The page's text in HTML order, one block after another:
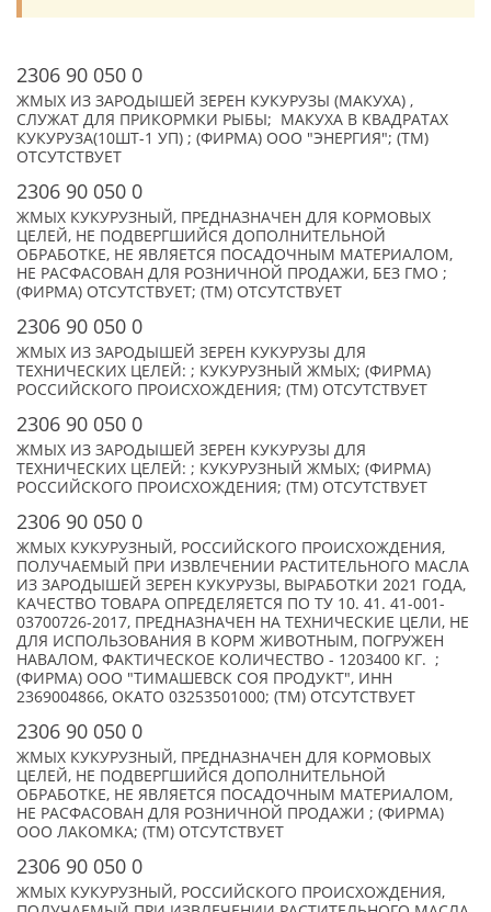
2306 90 050 0
ЖМЫХ ИЗ ЗАРОДЫШЕЙ ЗЕРЕН КУКУРУЗЫ (МАКУХА) ,
СЛУЖАТ ДЛЯ ПРИКОРМКИ РЫБЫ; МАКУХА В КВАДРАТАХ
КУКУРУЗА(10ШТ-1 УП) ; (ФИРМА) ООО "ЭНЕРГИЯ"; (TM)
ОТСУТСТВУЕТ
2306 90 050 0
ЖМЫХ КУКУРУЗНЫЙ, ПРЕДНАЗНАЧЕН ДЛЯ КОРМОВЫХ
ЦЕЛЕЙ, НЕ ПОДВЕРГШИЙСЯ ДОПОЛНИТЕЛЬНОЙ
ОБРАБОТКЕ, НЕ ЯВЛЯЕТСЯ ПОСАДОЧНЫМ МАТЕРИАЛОМ,
НЕ РАСФАСОВАН ДЛЯ РОЗНИЧНОЙ ПРОДАЖИ, БЕЗ ГМО ;
(ФИРМА) ОТСУТСТВУЕТ; (TM) ОТСУТСТВУЕТ
2306 90 050 0
ЖМЫХ ИЗ ЗАРОДЫШЕЙ ЗЕРЕН КУКУРУЗЫ ДЛЯ
ТЕХНИЧЕСКИХ ЦЕЛЕЙ: ; КУКУРУЗНЫЙ ЖМЫХ; (ФИРМА)
РОССИЙСКОГО ПРОИСХОЖДЕНИЯ; (TM) ОТСУТСТВУЕТ
2306 90 050 0
ЖМЫХ ИЗ ЗАРОДЫШЕЙ ЗЕРЕН КУКУРУЗЫ ДЛЯ
ТЕХНИЧЕСКИХ ЦЕЛЕЙ: ; КУКУРУЗНЫЙ ЖМЫХ; (ФИРМА)
РОССИЙСКОГО ПРОИСХОЖДЕНИЯ; (TM) ОТСУТСТВУЕТ
2306 90 050 0
ЖМЫХ КУКУРУЗНЫЙ, РОССИЙСКОГО ПРОИСХОЖДЕНИЯ,
ПОЛУЧАЕМЫЙ ПРИ ИЗВЛЕЧЕНИИ РАСТИТЕЛЬНОГО МАСЛА
ИЗ ЗАРОДЫШЕЙ ЗЕРЕН КУКУРУЗЫ, ВЫРАБОТКИ 2021 ГОДА,
КАЧЕСТВО ТОВАРА ОПРЕДЕЛЯЕТСЯ ПО ТУ 10. 41. 41-001-
03700726-2017, ПРЕДНАЗНАЧЕН НА ТЕХНИЧЕСКИЕ ЦЕЛИ, НЕ
ДЛЯ ИСПОЛЬЗОВАНИЯ В КОРМ ЖИВОТНЫМ, ПОГРУЖЕН
НАВАЛОМ, ФАКТИЧЕСКОЕ КОЛИЧЕСТВО - 1203400 КГ. ;
(ФИРМА) ООО "ТИМАШЕВСК СОЯ ПРОДУКТ", ИНН
2369004866, ОКАТО 03253501000; (TM) ОТСУТСТВУЕТ
2306 90 050 0
ЖМЫХ КУКУРУЗНЫЙ, ПРЕДНАЗНАЧЕН ДЛЯ КОРМОВЫХ
ЦЕЛЕЙ, НЕ ПОДВЕРГШИЙСЯ ДОПОЛНИТЕЛЬНОЙ
ОБРАБОТКЕ, НЕ ЯВЛЯЕТСЯ ПОСАДОЧНЫМ МАТЕРИАЛОМ,
НЕ РАСФАСОВАН ДЛЯ РОЗНИЧНОЙ ПРОДАЖИ ; (ФИРМА)
ООО ЛАКОМКА; (TM) ОТСУТСТВУЕТ
2306 90 050 0
ЖМЫХ КУКУРУЗНЫЙ, РОССИЙСКОГО ПРОИСХОЖДЕНИЯ,